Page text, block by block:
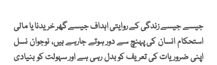
جیسے جیسے زندگی کے روایتی اہداف جیسے گھر خریدنا یا مالی
استحکام انسان کی پہنچ سے دور ہوتے جارہے ہیں، نوجوان نسل
اپنی ضروریات کی تعریف کو بدل رہی ہے اور سہولت کو بنیادی